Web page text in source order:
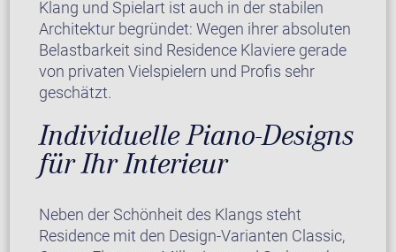
Klang und Spielart ist auch in der stabilen
Architektur begründet: Wegen ihrer absoluten
Belastbarkeit sind Residence Klaviere gerade
von privaten Vielspielern und Profis sehr
geschätzt.
Individuelle Piano-Designs
für Ihr Interieur
Neben der Schönheit des Klangs steht
Residence mit den Design-Varianten Classic,